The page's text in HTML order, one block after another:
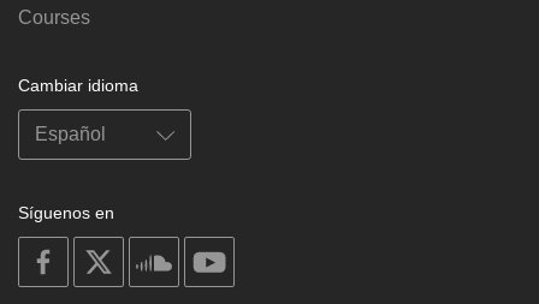
Courses
Cambiar idioma
Síguenos en
on
facebook
soundcloud